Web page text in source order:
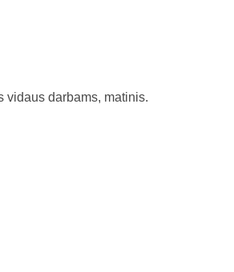
vidaus darbams, matinis.